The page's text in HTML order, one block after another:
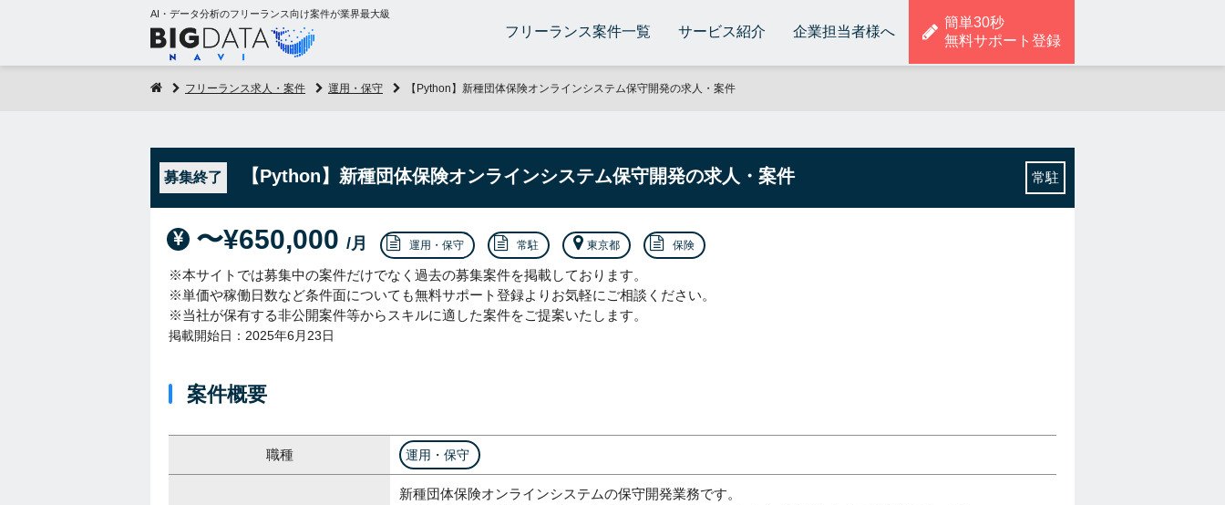
AI・データ分析のフリーランス向け案件が業界最大級
フリーランス案件一覧 サービス紹介 企業担当者様へ
簡単30秒
無料サポート登録
フリーランス求人・案件 運用・保守 【Python】新種団体保険オンラインシステム保守開発の求人・案件
募集終了 【Python】新種団体保険オンラインシステム保守開発の求人・案件 常駐
〜¥650,000 /月 運用・保守 常駐 東京都 保険
※本サイトでは募集中の案件だけでなく過去の募集案件を掲載しております。
※単価や稼働日数など条件面についても無料サポート登録よりお気軽にご相談ください。
※当社が保有する非公開案件等からスキルに適した案件をご提案いたします。
掲載開始日：2025年6月23日
案件概要
職種 運用・保守
新種団体保険オンラインシステムの保守開発業務です。